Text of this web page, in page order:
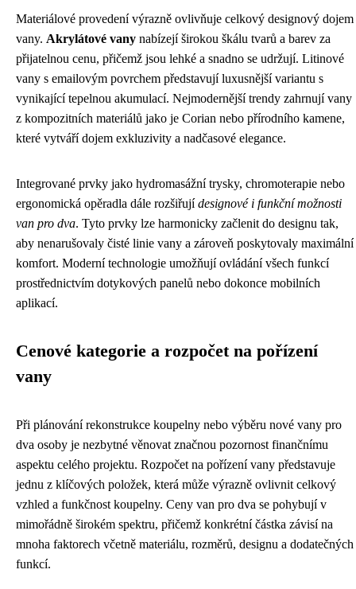
Materiálové provedení výrazně ovlivňuje celkový designový dojem
vany. Akrylátové vany nabízejí širokou škálu tvarů a barev za
přijatelnou cenu, přičemž jsou lehké a snadno se udržují. Litinové
vany s emailovým povrchem představují luxusnější variantu s
vynikající tepelnou akumulací. Nejmodernější trendy zahrnují vany
z kompozitních materiálů jako je Corian nebo přírodního kamene,
které vytváří dojem exkluzivity a nadčasové elegance.
Integrované prvky jako hydromasážní trysky, chromoterapie nebo
ergonomická opěradla dále rozšiřujídesignové i funkční možnosti
van pro dva. Tyto prvky lze harmonicky začlenit do designu tak,
aby nenarušovaly čisté linie vany a zároveň poskytovaly maximální
komfort. Moderní technologie umožňují ovládání všech funkcí
prostřednictvím dotykových panelů nebo dokonce mobilních
aplikací.
Cenové kategorie a rozpočet na pořízení
vany
Při plánování rekonstrukce koupelny nebo výběru nové vany pro
dva osoby je nezbytné věnovat značnou pozornost finančnímu
aspektu celého projektu. Rozpočet na pořízení vany představuje
jednu z klíčových položek, která může výrazně ovlivnit celkový
vzhled a funkčnost koupelny. Ceny van pro dva se pohybují v
mimořádně širokém spektru, přičemž konkrétní částka závisí na
mnoha faktorech včetně materiálu, rozměrů, designu a dodatečných
funkcí.